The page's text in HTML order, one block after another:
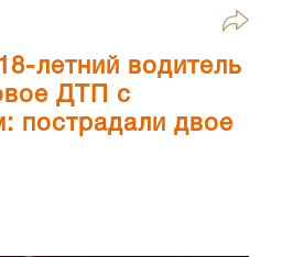
летний водитель
ДТП с
пострадали двое